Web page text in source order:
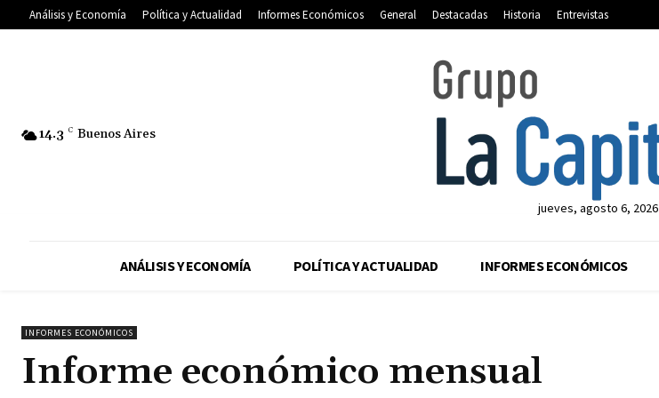
Análisis y Economía Política y Actualidad Informes Económicos General Destacadas Historia Entrevistas
14.3 C Buenos Aires
jueves, agosto 6, 2026
ANÁLISIS Y ECONOMÍA POLÍTICA Y ACTUALIDAD INFORMES ECONÓMICOS
INFORMES ECONÓMICOS
Informe económico mensual